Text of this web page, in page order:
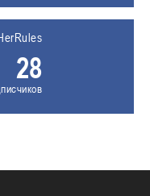
28